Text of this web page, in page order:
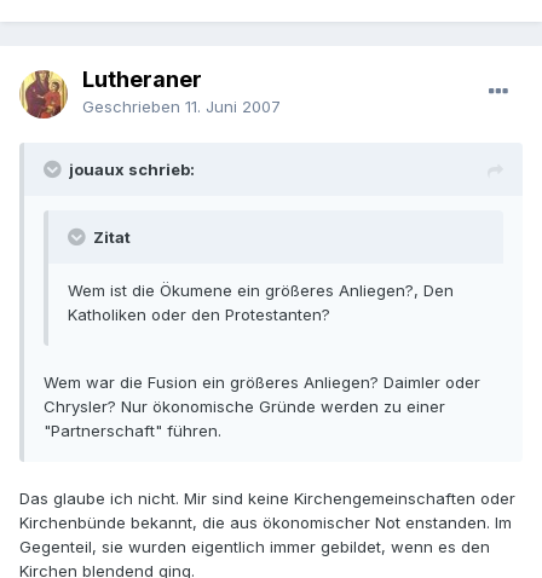
Lutheraner
Geschrieben 11. Juni 2007
jouaux schrieb:
Zitat
Wem ist die Ökumene ein größeres Anliegen?, Den
Katholiken oder den Protestanten?
Wem war die Fusion ein größeres Anliegen? Daimler oder
Chrysler? Nur ökonomische Gründe werden zu einer
"Partnerschaft" führen.
Das glaube ich nicht. Mir sind keine Kirchengemeinschaften oder
Kirchenbünde bekannt, die aus ökonomischer Not enstanden. Im
Gegenteil, sie wurden eigentlich immer gebildet, wenn es den
Kirchen blendend ging.